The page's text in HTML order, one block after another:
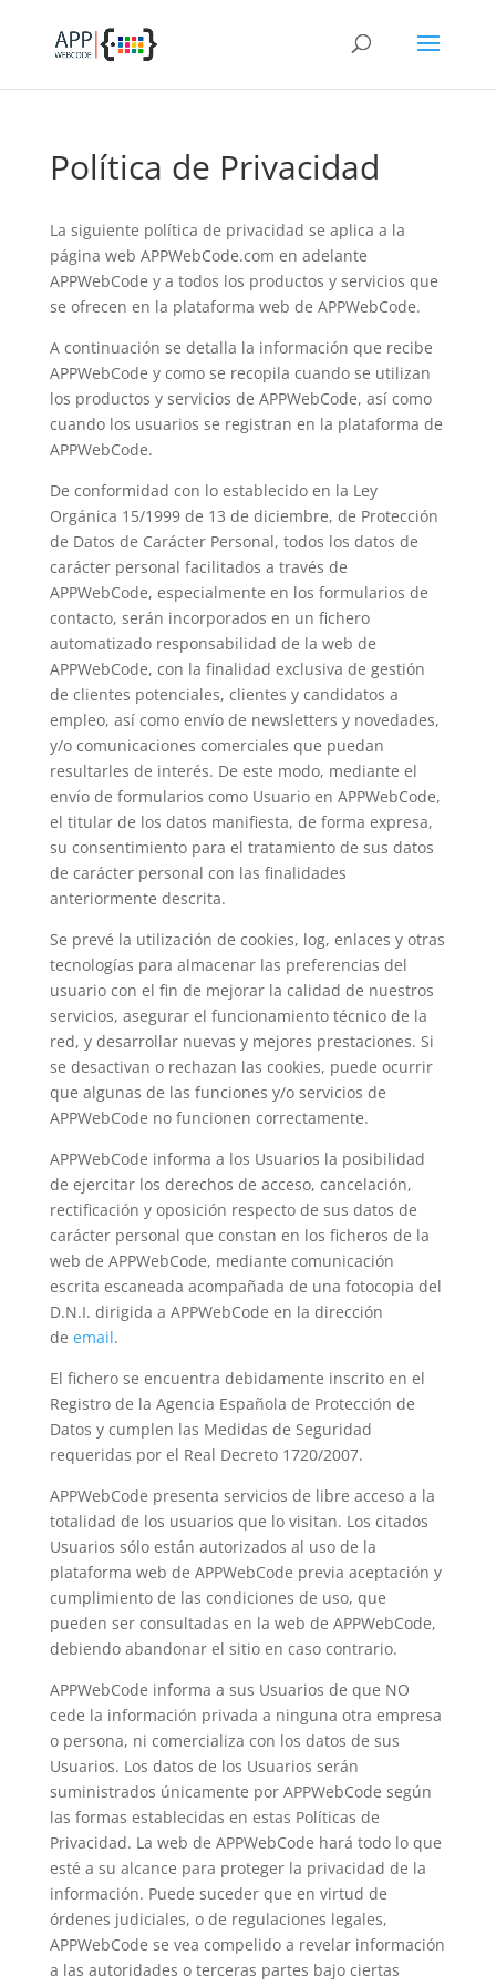
Política de Privacidad
La siguiente política de privacidad se aplica a la
página web APPWebCode.com en adelante
APPWebCode y a todos los productos y servicios que
se ofrecen en la plataforma web de APPWebCode.
A continuación se detalla la información que recibe
APPWebCode y como se recopila cuando se utilizan
los productos y servicios de APPWebCode, así como
cuando los usuarios se registran en la plataforma de
APPWebCode.
De conformidad con lo establecido en la Ley
Orgánica 15/1999 de 13 de diciembre, de Protección
de Datos de Carácter Personal, todos los datos de
carácter personal facilitados a través de
APPWebCode, especialmente en los formularios de
contacto, serán incorporados en un fichero
automatizado responsabilidad de la web de
APPWebCode, con la finalidad exclusiva de gestión
de clientes potenciales, clientes y candidatos a
empleo, así como envío de newsletters y novedades,
y/o comunicaciones comerciales que puedan
resultarles de interés. De este modo, mediante el
envío de formularios como Usuario en APPWebCode,
el titular de los datos manifiesta, de forma expresa,
su consentimiento para el tratamiento de sus datos
de carácter personal con las finalidades
anteriormente descrita.
Se prevé la utilización de cookies, log, enlaces y otras
tecnologías para almacenar las preferencias del
usuario con el fin de mejorar la calidad de nuestros
servicios, asegurar el funcionamiento técnico de la
red, y desarrollar nuevas y mejores prestaciones. Si
se desactivan o rechazan las cookies, puede ocurrir
que algunas de las funciones y/o servicios de
APPWebCode no funcionen correctamente.
APPWebCode informa a los Usuarios la posibilidad
de ejercitar los derechos de acceso, cancelación,
rectificación y oposición respecto de sus datos de
carácter personal que constan en los ficheros de la
web de APPWebCode, mediante comunicación
escrita escaneada acompañada de una fotocopia del
D.N.I. dirigida a APPWebCode en la dirección
de email.
El fichero se encuentra debidamente inscrito en el
Registro de la Agencia Española de Protección de
Datos y cumplen las Medidas de Seguridad
requeridas por el Real Decreto 1720/2007.
APPWebCode presenta servicios de libre acceso a la
totalidad de los usuarios que lo visitan. Los citados
Usuarios sólo están autorizados al uso de la
plataforma web de APPWebCode previa aceptación y
cumplimiento de las condiciones de uso, que
pueden ser consultadas en la web de APPWebCode,
debiendo abandonar el sitio en caso contrario.
APPWebCode informa a sus Usuarios de que NO
cede la información privada a ninguna otra empresa
o persona, ni comercializa con los datos de sus
Usuarios. Los datos de los Usuarios serán
suministrados únicamente por APPWebCode según
las formas establecidas en estas Políticas de
Privacidad. La web de APPWebCode hará todo lo que
esté a su alcance para proteger la privacidad de la
información. Puede suceder que en virtud de
órdenes judiciales, o de regulaciones legales,
APPWebCode se vea compelido a revelar información
a las autoridades o terceras partes bajo ciertas